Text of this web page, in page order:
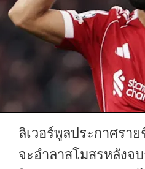
ลิเวอร์พูลประกาศรา
จะอำลาสโมสรหลังจ